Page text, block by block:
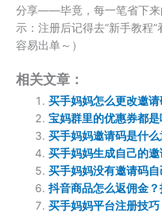
分享——毕竟，每一笔省下来
示：注册后记得去“新手教程
容易出单～）​
相关文章：
买手妈妈怎么更改邀请
宝妈群里的优惠券都是
买手妈妈邀请码是什么
买手妈妈生成自己的邀
买手妈妈没有邀请码
抖音商品怎么返佣金
买手妈妈平台注册技